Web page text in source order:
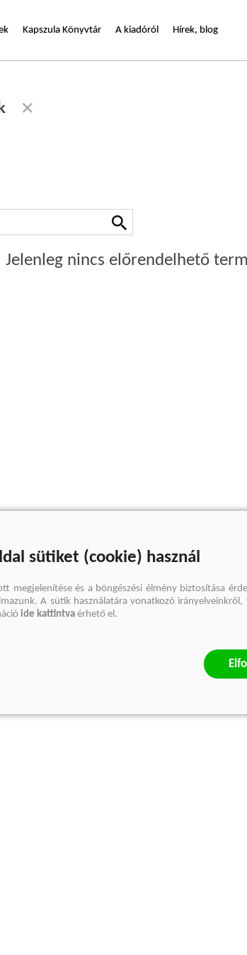
Kapszula Könyvtár A kiadóról Hírek, blog
Jelenleg nincs előrendelhető
sütiket (cookie) használ
megjelenítése és a böngészési élmény biztosítása
A sütik használatára vonatkozó irányelveinkről,
ide kattintva érhető el.